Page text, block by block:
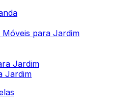
Móveis para Jardim
Jardim
Jardim